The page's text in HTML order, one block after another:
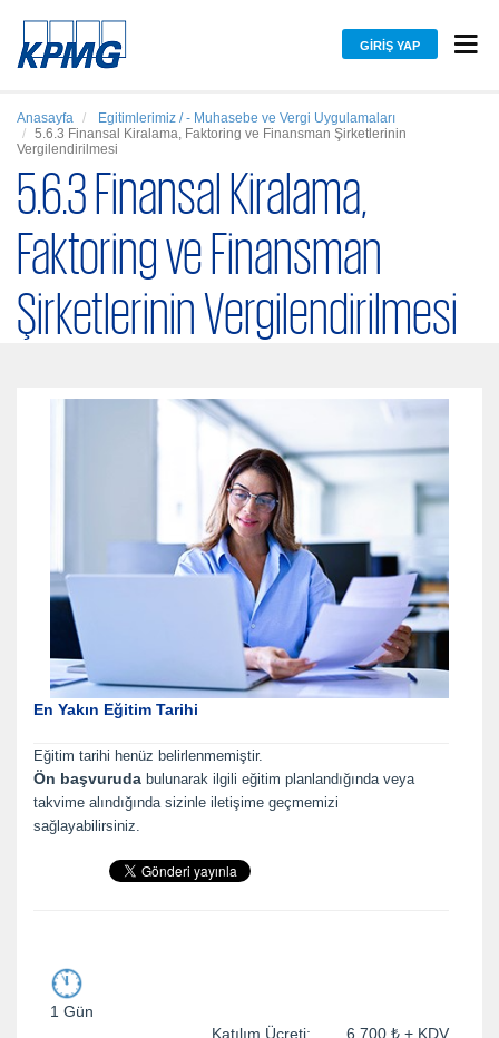
GIRIŞ YAP
Anasayfa
Egitimlerimiz / - Muhasebe ve Vergi Uygulamaları
5.6.3 Finansal Kiralama, Faktoring ve Finansman Şirketlerinin
Vergilendirilmesi
5.6.3 Finansal Kiralama,
Faktoring ve Finansman
Şirketlerinin Vergilendirilmesi
En Yakın Eğitim Tarihi
Eğitim tarihi henüz belirlenmemiştir.
Ön başvuruda bulunarak ilgili eğitim planlandığında veya
takvime alındığında sizinle iletişime geçmemizi
sağlayabilirsiniz.
1 Gün
Katılım Ücreti: 6.700 ₺ + KDV